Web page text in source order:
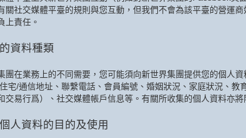
關社交媒體平臺的規則與您互動，但我們不會為該平臺的營運
上責任。
資料種類
團在業務上的不同需要，您可能須向新世界集團提供您的個人
宅/通信地址、聯繫電話、會員編號、婚姻狀況、家庭狀況、
交易行爲）、社交媒體帳戶信息等。有關所收集的個人資料亦
人資料的目的及使用